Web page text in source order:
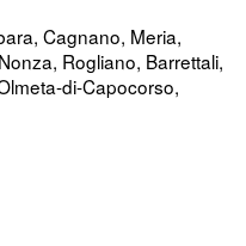
Cagnano, Meria,
Rogliano, Barrettali,
di-Capocorso,